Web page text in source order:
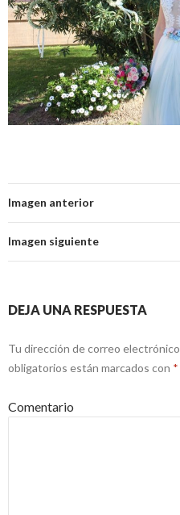
Imagen anterior
Imagen siguiente
DEJA UNA RESPUESTA
Tu dirección de correo
obligatorios están marcados con *
Comentario